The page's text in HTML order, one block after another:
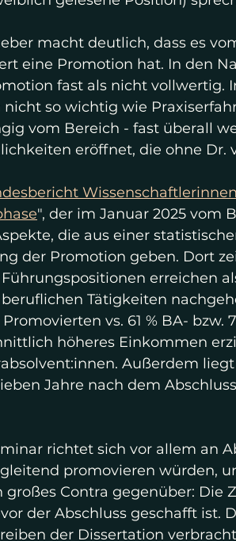
macht deutlich, dass es
eine Promotion hat. In den
fast als nicht vollwertig.
nicht so wichtig wie
vom Bereich - fast überall
eröffnet, die ohne Dr.
", der im Januar 2025 vom
die aus einer
der Promotion geben. Dort
erreichen
Tätigkeiten
Promovierten vs. 61 % BA-
höheres Einkommen
Außerdem
Jahre nach dem
richtet sich vor allem an
promovieren würden,
großes Contra gegenüber: Die
der Abschluss geschafft ist.
der Dissertation